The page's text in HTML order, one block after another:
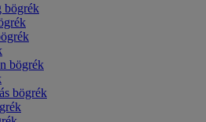
bögrék
bögrék
bögrék